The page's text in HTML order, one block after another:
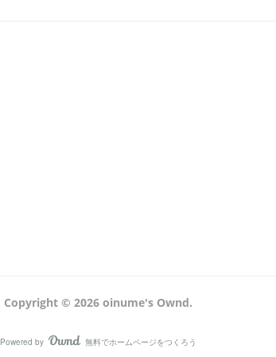
Copyright © 2026 oinume's Ownd.
Powered by AmebaOwnd
無料でホームページをつくろう